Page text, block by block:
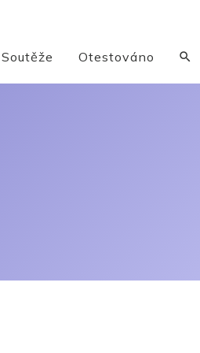
Soutěže Otestováno